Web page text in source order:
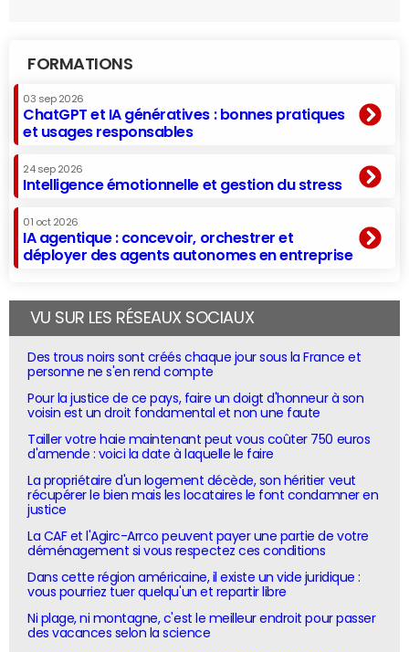
FORMATIONS
03 sep 2026
ChatGPT et IA génératives : bonnes pratiques
et usages responsables
24 sep 2026
Intelligence émotionnelle et gestion du stress
01 oct 2026
IA agentique : concevoir, orchestrer et
déployer des agents autonomes en entreprise
VU SUR LES RÉSEAUX SOCIAUX
Des trous noirs sont créés chaque jour sous la France et
personne ne s'en rend compte
Pour la justice de ce pays, faire un doigt d'honneur à son
voisin est un droit fondamental et non une faute
Tailler votre haie maintenant peut vous coûter 750 euros
d'amende : voici la date à laquelle le faire
La propriétaire d'un logement décède, son héritier veut
récupérer le bien mais les locataires le font condamner en
justice
La CAF et l'Agirc-Arrco peuvent payer une partie de votre
déménagement si vous respectez ces conditions
Dans cette région américaine, il existe un vide juridique :
vous pourriez tuer quelqu'un et repartir libre
Ni plage, ni montagne, c'est le meilleur endroit pour passer
des vacances selon la science